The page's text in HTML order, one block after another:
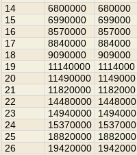
14
6800000 680000
15
6990000 699000
16
8570000 857000
17
8840000 884000
18
9090000 909000
19
11140000 1114000
20
11490000 1149000
21
11820000 1182000
22
14480000 1448000
23
14940000 1494000
24
15370000 1537000
25
18820000 1882000
26
19420000 1942000